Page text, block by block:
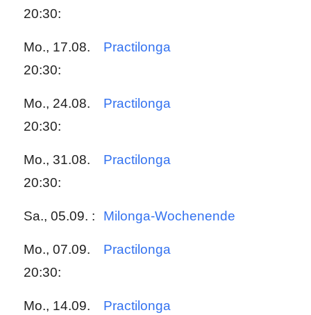
20:30:
Mo., 17.08.
20:30:
Practilonga
Mo., 24.08.
20:30:
Practilonga
Mo., 31.08.
20:30:
Practilonga
Sa., 05.09. : Milonga-Wochenende
Mo., 07.09.
20:30:
Practilonga
Mo., 14.09. Practilonga